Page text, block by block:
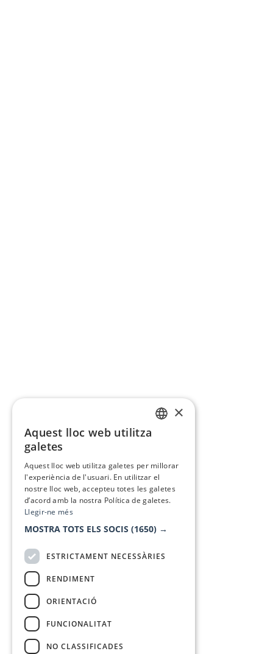
×
Aquest lloc web utilitza
galetes
Aquest lloc web utilitza galetes per millorar
l'experiència de l'usuari. En utilitzar el
nostre lloc web, accepteu totes les galetes
d’acord amb la nostra Política de galetes.
Llegir-ne més
MOSTRA TOTS ELS SOCIS (1650) →
ESTRICTAMENT NECESSÀRIES
RENDIMENT
ORIENTACIÓ
FUNCIONALITAT
NO CLASSIFICADES